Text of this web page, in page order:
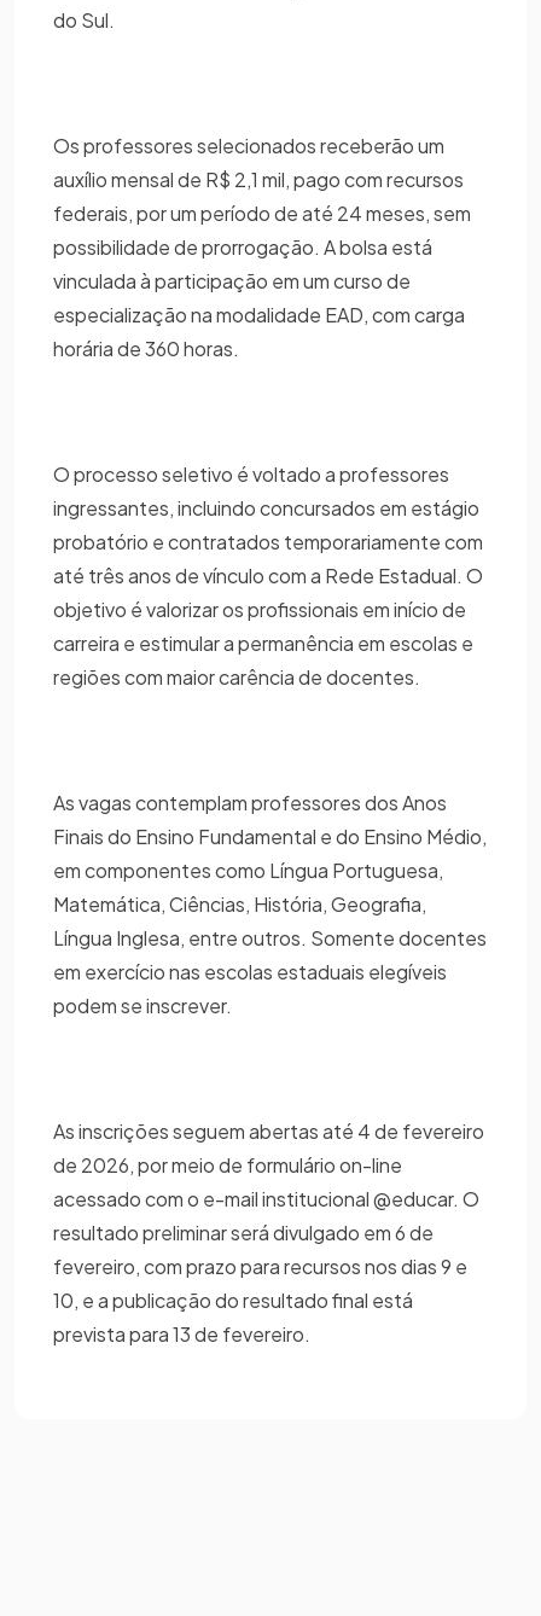
do Sul.
Os professores selecionados receberão um
auxílio mensal de R$ 2,1 mil, pago com recursos
federais, por um período de até 24 meses, sem
possibilidade de prorrogação. A bolsa está
vinculada à participação em um curso de
especialização na modalidade EAD, com carga
horária de 360 horas.
O processo seletivo é voltado a professores
ingressantes, incluindo concursados em estágio
probatório e contratados temporariamente com
até três anos de vínculo com a Rede Estadual. O
objetivo é valorizar os profissionais em início de
carreira e estimular a permanência em escolas e
regiões com maior carência de docentes.
As vagas contemplam professores dos Anos
Finais do Ensino Fundamental e do Ensino Médio,
em componentes como Língua Portuguesa,
Matemática, Ciências, História, Geografia,
Língua Inglesa, entre outros. Somente docentes
em exercício nas escolas estaduais elegíveis
podem se inscrever.
As inscrições seguem abertas até 4 de fevereiro
de 2026, por meio de formulário on-line
acessado com o e-mail institucional @educar. O
resultado preliminar será divulgado em 6 de
fevereiro, com prazo para recursos nos dias 9 e
10, e a publicação do resultado final está
prevista para 13 de fevereiro.